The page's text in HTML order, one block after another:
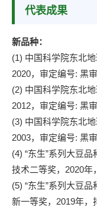
代表成果
新品种：
(1) 中国科学院东北
2020，审定编号: 黑
(2) 中国科学院东北
2012，审定编号: 黑
(3) 中国科学院东北
2003，审定编号: 黑
(4) “东生”系列大豆
技术二等奖，2020年
(5) “东生”系列大豆
新一等奖，2019年，